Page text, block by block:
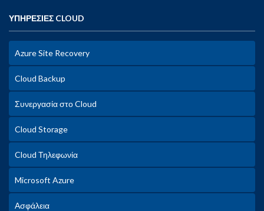
ΥΠΗΡΕΣΙΕΣ CLOUD
Azure Site Recovery
Cloud Backup
Συνεργασία στο Cloud
Cloud Storage
Cloud Τηλεφωνία
Microsoft Azure
Ασφάλεια